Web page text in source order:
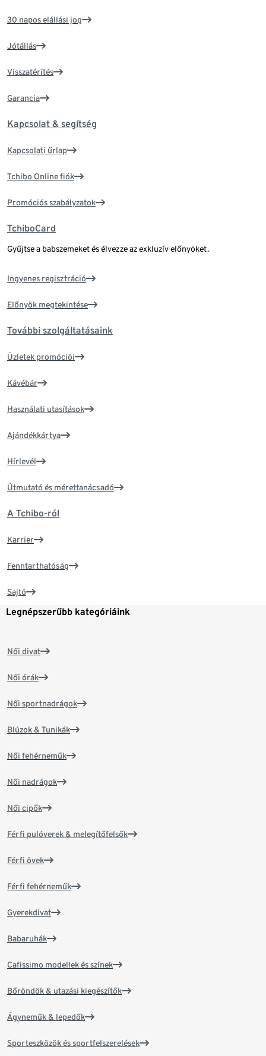
30 napos elállási jog
Jótállás
Visszatérítés
Garancia
Kapcsolat & segítség
Kapcsolati űrlap
Tchibo Online fiók
Promóciós szabályzatok
TchiboCard
Gyűjtse a babszemeket és élvezze az exkluzív előnyöket.
Ingyenes regisztráció
Előnyök megtekintése
További szolgáltatásaink
Üzletek promóciói
Kávébár
Használati utasítások
Ajándékkártya
Hírlevél
Útmutató és mérettanácsadó
A Tchibo-ról
Karrier
Fenntarthatóság
Sajtó
Legnépszerűbb kategóriáink
Női divat
Női órák
Női sportnadrágok
Blúzok & Tunikák
Női fehérneműk
Női nadrágok
Női cipők
Férfi pulóverek & melegítőfelsők
Férfi övek
Férfi fehérneműk
Gyerekdivat
Babaruhák
Cafissimo modellek és színek
Bőröndök & utazási kiegészítők
Ágyneműk & lepedők
Sporteszközök és sportfelszerelések